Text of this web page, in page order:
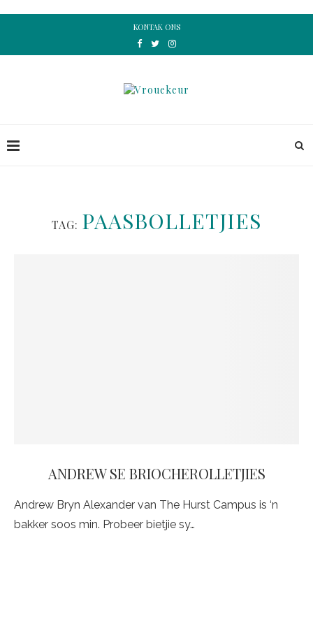
KONTAK ONS
TAG: PAASBOLLETJIES
ANDREW SE BRIOCHEROLLETJIES
Andrew Bryn Alexander van The Hurst Campus is ‘n
bakker soos min. Probeer bietjie sy…